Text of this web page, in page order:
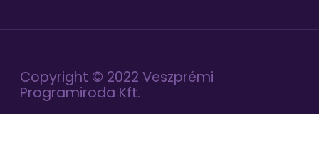
Copyright © 2022 Veszprémi
Programiroda Kft.